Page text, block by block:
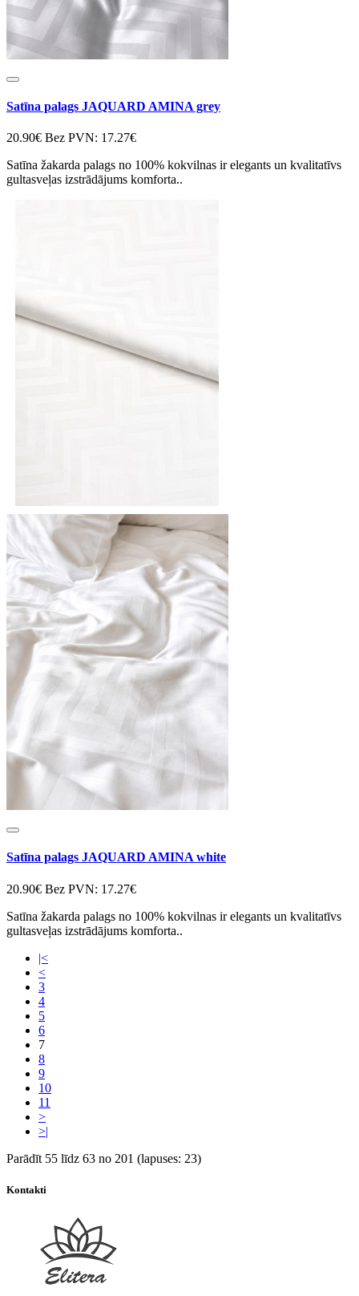
Satīna palags JAQUARD AMINA grey
20.90€ Bez PVN: 17.27€
Satīna žakarda palags no 100% kokvilnas ir elegants un kvalitatīvs
gultasveļas izstrādājums komforta..
Satīna palags JAQUARD AMINA white
20.90€ Bez PVN: 17.27€
Satīna žakarda palags no 100% kokvilnas ir elegants un kvalitatīvs
gultasveļas izstrādājums komforta..
|<
<
3
4
5
6
7
8
9
10
11
>
>|
Parādīt 55 līdz 63 no 201 (lapuses: 23)
Kontakti